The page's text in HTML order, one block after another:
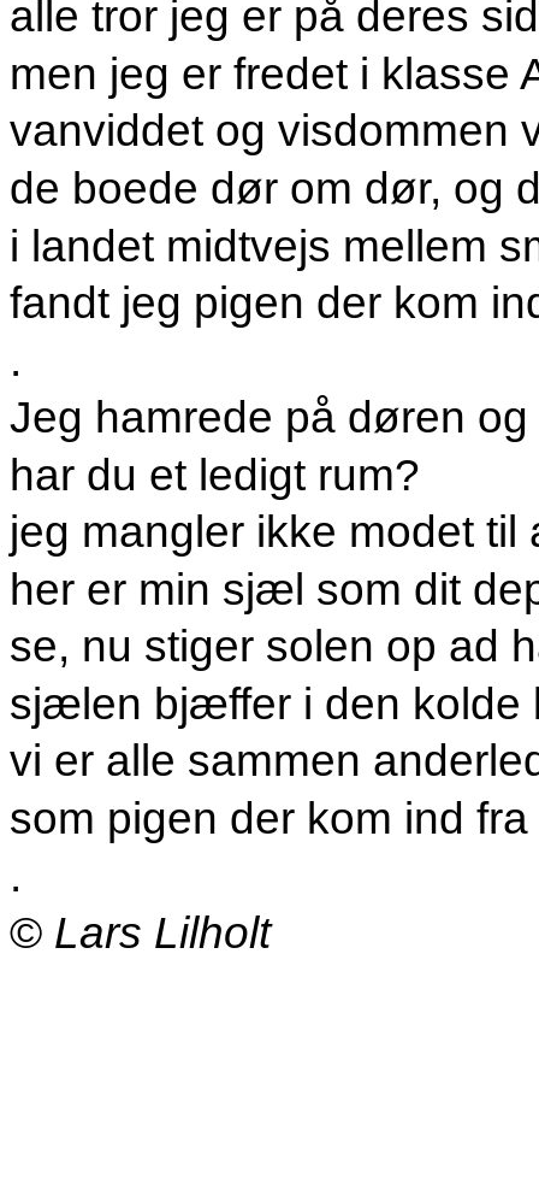
alle tror jeg er på deres
men jeg er fredet i klasse
vanviddet og visdommen
de boede dør om dør, og
i landet midtvejs mellem
fandt jeg pigen der kom
.
Jeg hamrede på døren
har du et ledigt rum?
jeg mangler ikke modet til
her er min sjæl som dit
se, nu stiger solen op ad
sjælen bjæffer i den
vi er alle sammen
som pigen der kom ind
.
© Lars Lilholt